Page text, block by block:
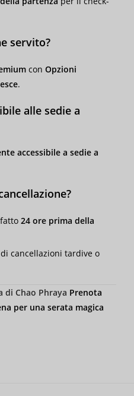
servito?
con Opzioni
.
alle sedie a
accessibile a sedie a
24 ore prima della
cancellazioni tardive o
di Chao Phraya Prenota
per una serata magica